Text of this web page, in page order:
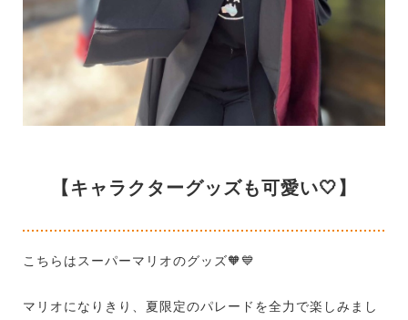
【キャラクターグッズも可愛い🤍】
こちらはスーパーマリオのグッズ‪🧡💙
マリオになりきり、夏限定のパレードを全力で楽しみまし